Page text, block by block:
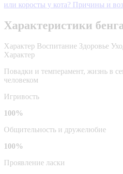
или коросты у кота? Причины и
Характеристики
Характер Воспитание Здоровье
Характер
Повадки и темперамент, жизнь в
человеком
Игривость
100%
Общительность и дружелюбие
100%
Проявление ласки